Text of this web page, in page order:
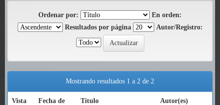
Ordenar por:
En orden:
Resultados por página
Autor/Registro:
Mostrando resultados 1 a 2 de 2
Vista
Fecha de
Título Autor(es)